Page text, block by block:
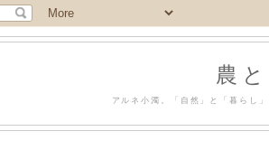
農
アルネ小濁。「自然」と「暮らし